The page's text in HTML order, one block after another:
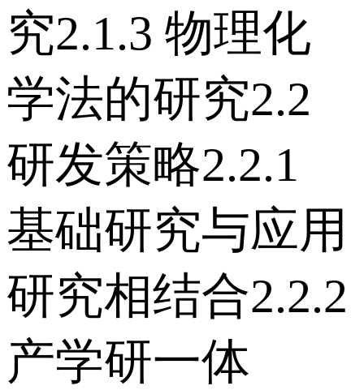
究 2.1.3 物理化
学法的研究 2.2
研发策略 2.2.1
基础研究与应用
研究相结合 2.2.2
产学研一体